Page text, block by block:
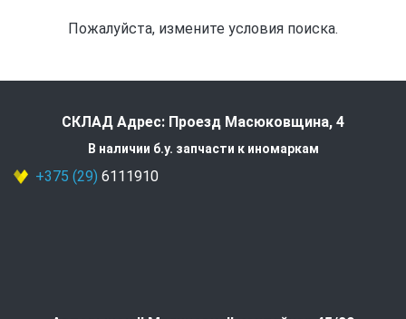
Пожалуйста, измените условия поиска.
СКЛАД Адрес: Проезд Масюковщина, 4
В наличии б.у. запчасти к иномаркам
+375 (29) 6111910